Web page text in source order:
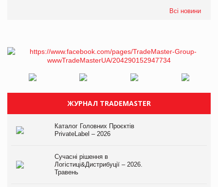
Всі новини
ЖУРНАЛ TRADEMASTER
Каталог Головних Проєктів
PrivateLabel – 2026
Сучасні рішення в
Логістиці&Дистрибуції – 2026.
Травень